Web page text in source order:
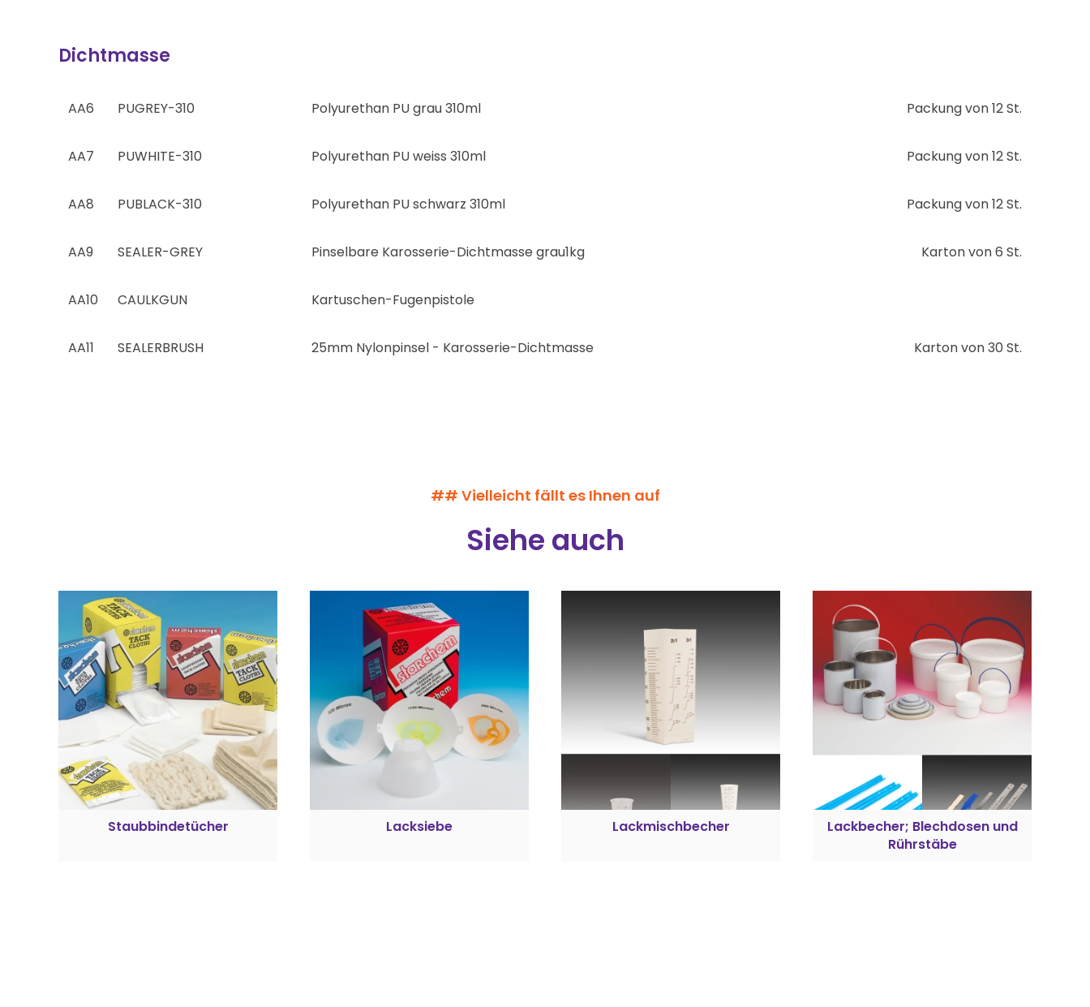
Dichtmasse
AA6 PUGREY-310 Polyurethan PU grau 310ml Packung von 12 St.
AA7 PUWHITE-310 Polyurethan PU weiss 310ml Packung von 12 St.
AA8 PUBLACK-310 Polyurethan PU schwarz 310ml Packung von 12 St.
AA9 SEALER-GREY Pinselbare Karosserie-Dichtmasse grau1kg Karton von 6 St.
AA10 CAULKGUN Kartuschen-Fugenpistole
AA11 SEALERBRUSH 25mm Nylonpinsel - Karosserie-Dichtmasse Karton von 30 St.
## Vielleicht fällt es Ihnen auf
Siehe auch
Staubbindetücher Lacksiebe Lackmischbecher
Lackbecher; Blechdosen und
Rührstäbe